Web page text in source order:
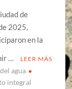
de
2025,
en la
…
LEER MÁS
agua
integral